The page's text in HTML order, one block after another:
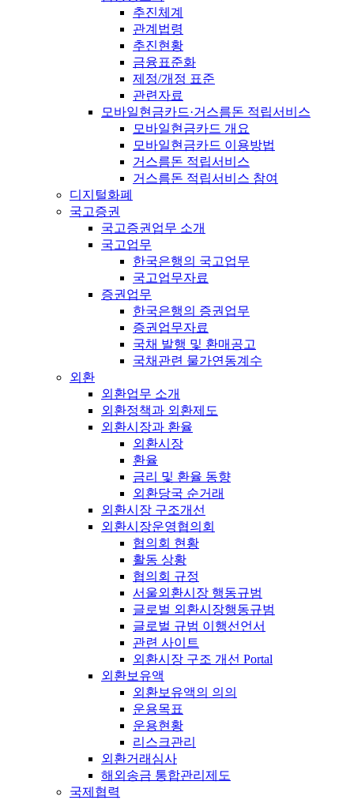
추진체계
관계법령
추진현황
금융표준화
제정/개정 표준
관련자료
모바일현금카드·거스름돈 적립서비스
모바일현금카드 개요
모바일현금카드 이용방법
거스름돈 적립서비스
거스름돈 적립서비스 참여
디지털화폐
국고증권
국고증권업무 소개
국고업무
한국은행의 국고업무
국고업무자료
증권업무
한국은행의 증권업무
증권업무자료
국채 발행 및 환매공고
국채관련 물가연동계수
외환
외환업무 소개
외환정책과 외환제도
외환시장과 환율
외환시장
환율
금리 및 환율 동향
외환당국 순거래
외환시장 구조개선
외환시장운영협의회
협의회 현황
활동 상황
협의회 규정
서울외환시장 행동규범
글로벌 외환시장행동규범
글로벌 규범 이행선언서
관련 사이트
외환시장 구조 개선 Portal
외환보유액
외환보유액의 의의
운용목표
운용현황
리스크관리
외환거래심사
해외송금 통합관리제도
국제협력